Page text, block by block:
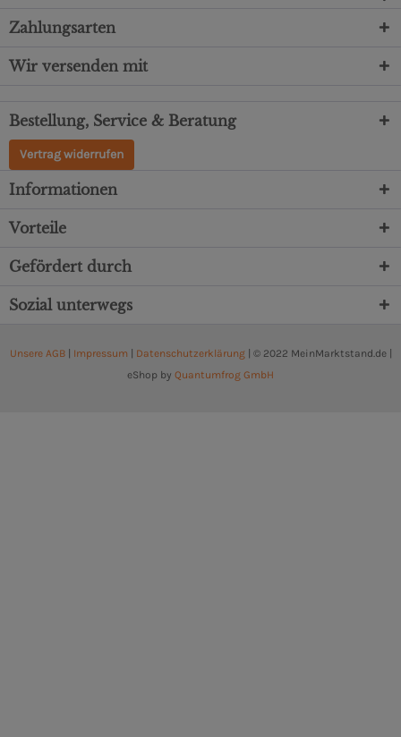
Zahlungsarten
Wir versenden mit
Bestellung, Service & Beratung
Vertrag widerrufen
Informationen
Vorteile
Gefördert durch
Sozial unterwegs
Unsere AGB| Impressum Datenschutzerklärung| © 2022 MeinMarktstand.de |
eShop by Quantumfrog GmbH